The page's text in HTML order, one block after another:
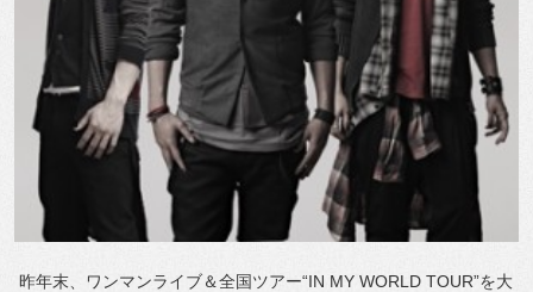
昨年末、ワンマンライブ＆全国ツアー“IN MY WORLD TOUR”を大